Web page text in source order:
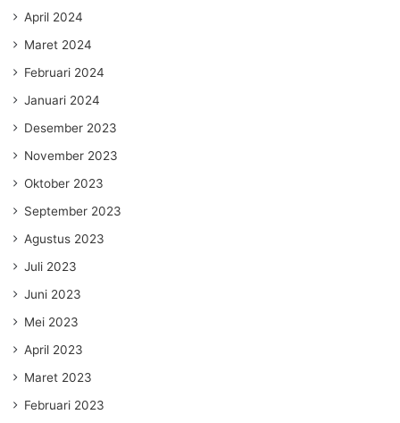
April 2024
Maret 2024
Februari 2024
Januari 2024
Desember 2023
November 2023
Oktober 2023
September 2023
Agustus 2023
Juli 2023
Juni 2023
Mei 2023
April 2023
Maret 2023
Februari 2023